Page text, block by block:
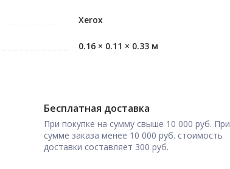
Xerox
0.16 × 0.11 × 0.33 м
Бесплатная доставка
При покупке на сумму свыше 10 000 руб. При
сумме заказа менее 10 000 руб. стоимость
доставки составляет 300 руб.